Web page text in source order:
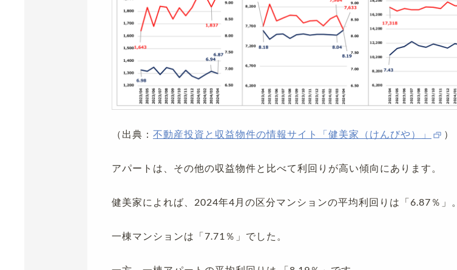
（出典： 不動産投資と収益物件の情報サイト「健美家（けんびや）」 ）
アパートは、その他の収益物件と比べて利回りが高い傾向にあります。
健美家によれば、2024年4月の区分マンションの平均利回りは「6.87％」。
一棟マンションは「7.71％」でした。